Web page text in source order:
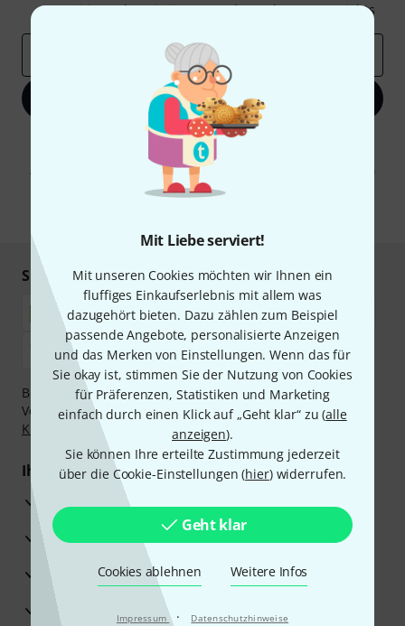
Mit Liebe serviert!
Mit unseren Cookies möchten wir Ihnen ein
fluffiges Einkaufserlebnis mit allem was
dazugehört bieten. Dazu zählen zum Beispiel
passende Angebote, personalisierte Anzeigen
und das Merken von Einstellungen. Wenn das für
Sie okay ist, stimmen Sie der Nutzung von Cookies
für Präferenzen, Statistiken und Marketing
einfach durch einen Klick auf „Geht klar“ zu (alle
anzeigen).
Sie können Ihre erteilte Zustimmung jederzeit
über die Cookie-Einstellungen (hier) widerrufen.
Geht klar
Cookies ablehnen Weitere Infos
Impressum · Datenschutzhinweise
Inspirierende Beiträge
Deals Thomann Insights
Jetzt anmelden
Mit Klick auf „Jetzt anmelden“ stimmen Sie dem Erhalt von E-Mail-
Werbung und einer Messung des E-Mail-Nutzungsverhaltens zu. Die
Abmeldung ist jederzeit möglich. Weitere Informationen finden Sie in
unseren Datenschutzhinweisen
Sicher einkaufen & bezahlen
Bezahlen Sie vertraulich und sicher per Nachnahme,
Vorkasse, PayPal, Amazon Pay,Klarna Sofort bezahlen
Klarna Ratenzahlung
oder Kreditkarte.
Ihre Vorteile
3 Jahre Thomann Garantie
30 Tage Money-Back-Garantie
Reparaturservice
Beratung durch Fachexperten